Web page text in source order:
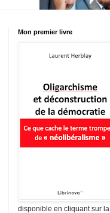
Mon premier livre
disponible en cliquant sur la